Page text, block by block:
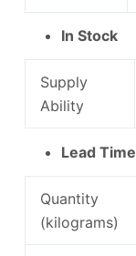
In Stock
Supply
Ability
Lead Time
Quantity
(kilograms)